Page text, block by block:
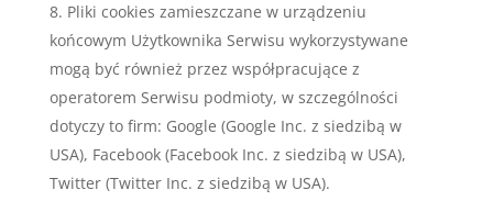
Pliki cookies zamieszczane w urządzeniu
końcowym Użytkownika Serwisu wykorzystywane
mogą być również przez współpracujące z
operatorem Serwisu podmioty, w szczególności
dotyczy to firm: Google (Google Inc. z siedzibą w
USA), Facebook (Facebook Inc. z siedzibą w USA),
Twitter (Twitter Inc. z siedzibą w USA).